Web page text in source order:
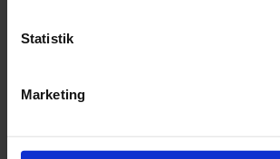
Statistik
Marketing
Camps